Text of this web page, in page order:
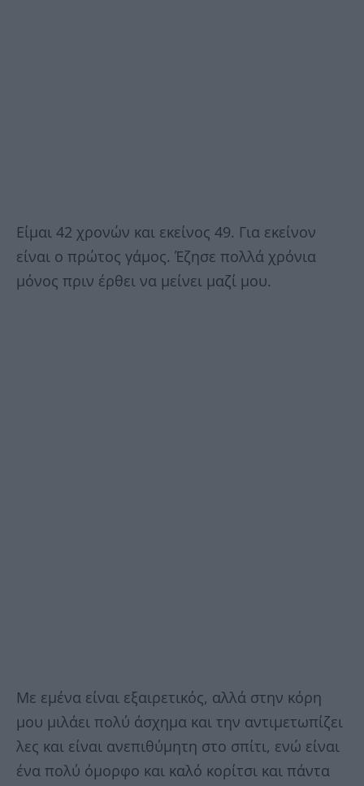
Είμαι 42 χρονών και εκείνος 49. Για εκείνον
είναι ο πρώτος γάμος. Έζησε πολλά χρόνια
μόνος πριν έρθει να μείνει μαζί μου.
Με εμένα είναι εξαιρετικός, αλλά στην κόρη
μου μιλάει πολύ άσχημα και την αντιμετωπίζει
λες και είναι ανεπιθύμητη στο σπίτι, ενώ είναι
ένα πολύ όμορφο και καλό κορίτσι και πάντα